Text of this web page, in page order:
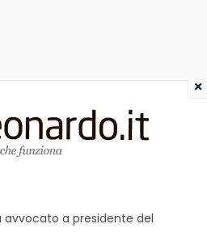
avvocato a presidente del
×